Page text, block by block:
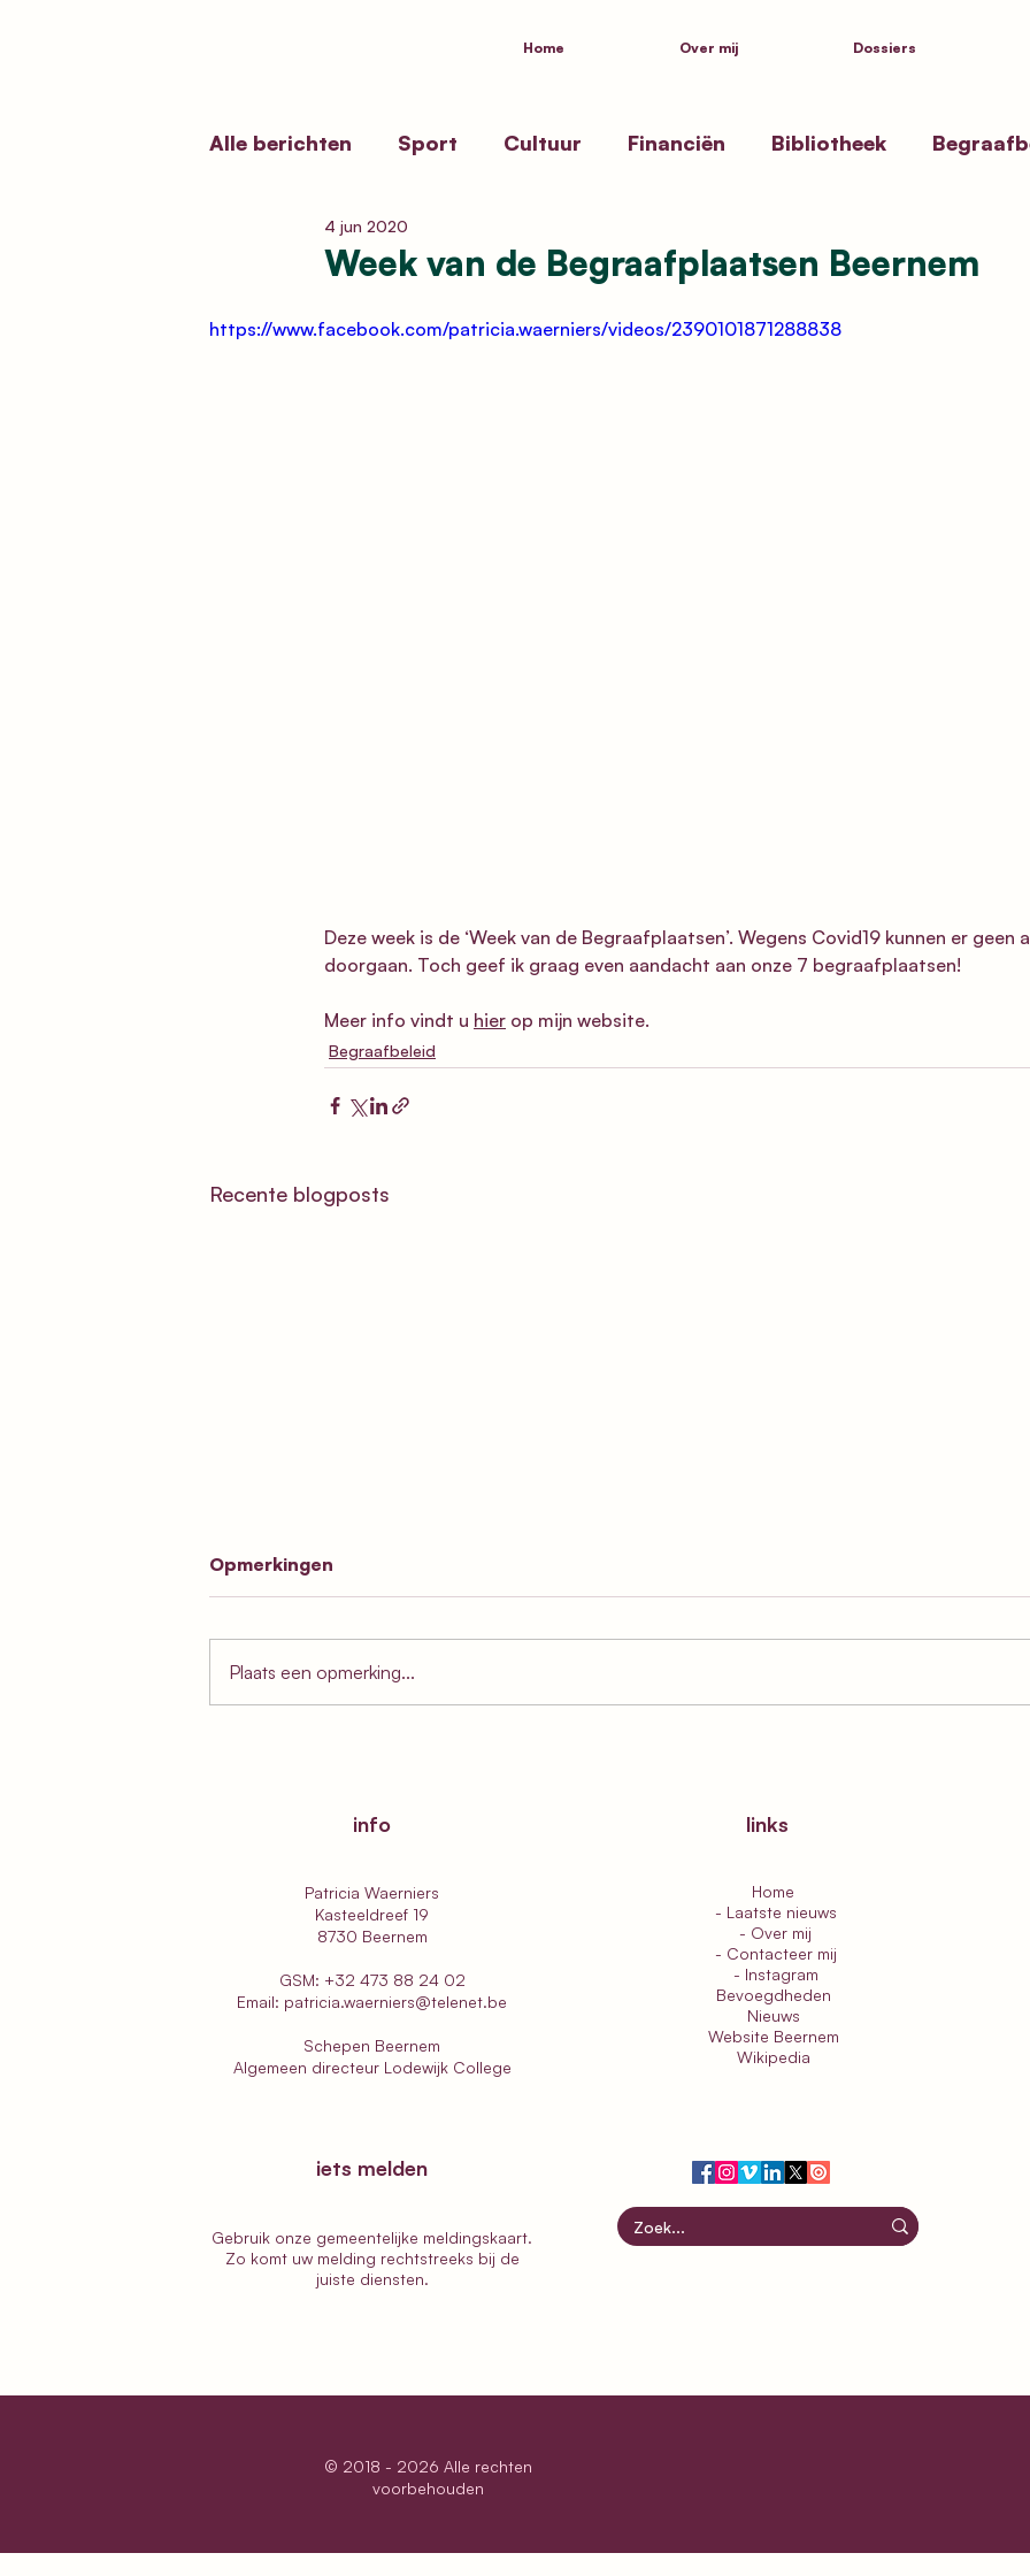
Home Over mij Dossiers
Alle berichten Sport Cultuur Financiën Bibliotheek
Erfgoedbeleid
Funerair Erfgoed Volksgezondheid Politiek Inspiratie
Week van de Begraafplaatsen Beernem
4 jun 2020
https://www.facebook.com/patricia.waerniers/videos/2390101871288838
Deze week is de ‘Week van de Begraafplaatsen’. Wegens Covid19 kunnen er geen
doorgaan. Toch geef ik graag even aandacht aan onze 7 begraafplaatsen!
Meer info vindt u hier op mijn website.
Begraafbeleid
Recente blogposts
Opmerkingen
Plaats een opmerking...
info
Patricia Waerniers
Kasteeldreef 19
8730 Beernem
GSM: +32 473 88 24 02
Email: patricia.waerniers@telenet.be
Schepen Beernem
Algemeen directeur Lodewijk College
iets melden
Gebruik onze gemeentelijke meldingskaart.
Zo komt uw melding rechtstreeks bij de
juiste diensten.
links
Home
- Laatste nieuws
- Over mij
- Contacteer mij
- Instagram
Bevoegdheden
Nieuws
Website Beernem
Wikipedia
© 2018 - 2026 Alle rechten
voorbehouden